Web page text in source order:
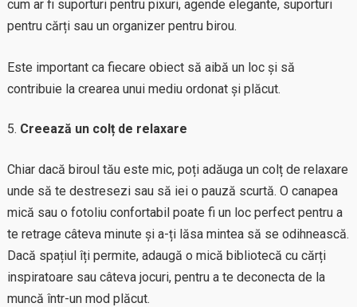
cum ar fi suporturi pentru pixuri, agende elegante, suporturi
pentru cărți sau un organizer pentru birou.
Este important ca fiecare obiect să aibă un loc și să
contribuie la crearea unui mediu ordonat și plăcut.
Creează un colț de relaxare
Chiar dacă biroul tău este mic, poți adăuga un colț de relaxare
unde să te destresezi sau să iei o pauză scurtă. O canapea
mică sau o fotoliu confortabil poate fi un loc perfect pentru a
te retrage câteva minute și a-ți lăsa mintea să se odihnească.
Dacă spațiul îți permite, adaugă o mică bibliotecă cu cărți
inspiratoare sau câteva jocuri, pentru a te deconecta de la
muncă într-un mod plăcut.